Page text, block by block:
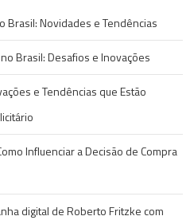
Brasil: Novidades e Tendências
Brasil: Desafios e Inovações
e Tendências que Estão
Influenciar a Decisão de Compra
digital de Roberto Fritzke com